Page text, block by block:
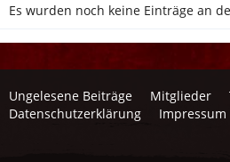
Es wurden noch keine Einträge an
Ungelesene Beiträge Mitglieder
Datenschutzerklärung
Impressum